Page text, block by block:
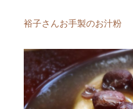
裕子さんお手製のお汁粉